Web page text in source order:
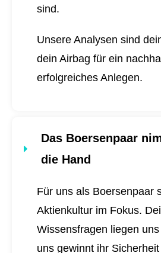
sind.
Unsere Analysen sind
dein Airbag für ein
erfolgreiches Anlegen.
Das Boersenpaar
die Hand
Für uns als Boersenpaar
Aktienkultur im Fokus.
Wissensfragen liegen
uns gewinnt ihr